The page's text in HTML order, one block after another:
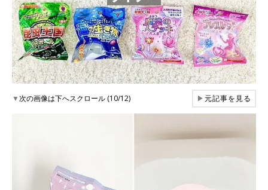
▼次の画像は下へスクロール (10/12) ▶元記事を見る